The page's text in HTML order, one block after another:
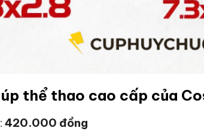
thể thao cao cấp của
420.000 đồng